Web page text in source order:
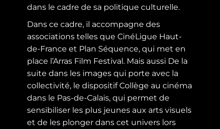
dans le cadre de sa politique culturelle.
Dans ce cadre, il accompagne des
associations telles que CinéLigue Haut-
de-France et Plan Séquence, qui met en
place l’Arras Film Festival. Mais aussi De la
suite dans les images qui porte avec la
collectivité, le dispositif Collège au cinéma
dans le Pas-de-Calais, qui permet de
sensibiliser les plus jeunes aux arts visuels
et de les plonger dans cet univers lors